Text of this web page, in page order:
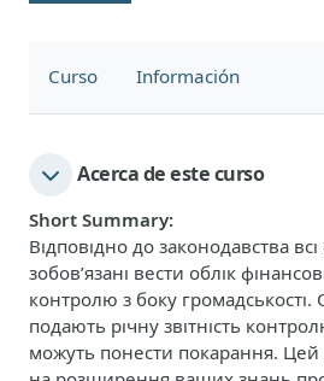
Curso Información
Acerca de este curso
Short Summary:
Відповідно до законодавства всі
зобов’язані вести облік
контролю з боку громадськості.
подають річну звітність
можуть понести покарання.